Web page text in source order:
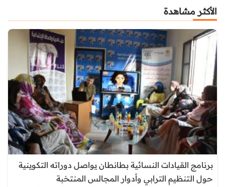
الأكثر مشاهدة
برنامج القيادات النسائية بطانطان يواصل دوراته التكوينية
حول التنظيم الترابي وأدوار المجالس المنتخبة